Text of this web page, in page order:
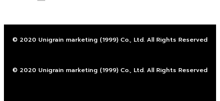
© 2020 Unigrain marketing (1999) Co., Ltd. All Rights Reserved
© 2020 Unigrain marketing (1999) Co., Ltd. All Rights Reserved